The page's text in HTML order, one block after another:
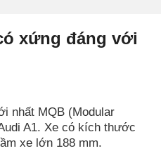
xứng đáng với
nhất MQB (Modular
A1. Xe có kích thước
xe lớn 188 mm.